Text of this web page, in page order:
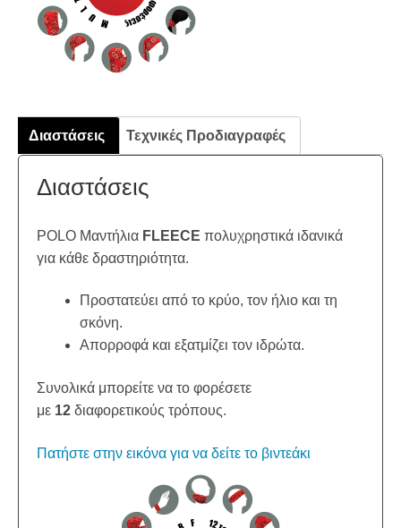
Διαστάσεις Τεχνικές Προδιαγραφές
Διαστάσεις
POLO Μαντήλια FLEECE πολυχρηστικά ιδανικά
για κάθε δραστηριότητα.
Προστατεύει από το κρύο, τον ήλιο και τη
σκόνη.
Απορροφά και εξατμίζει τον ιδρώτα.
Συνολικά μπορείτε να το φορέσετε
με 12 διαφορετικούς τρόπους.
Πατήστε στην εικόνα για να δείτε το βιντεάκι